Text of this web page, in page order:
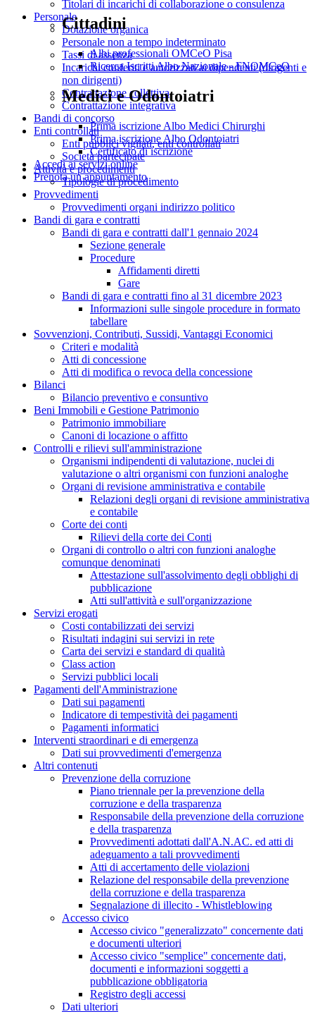
Cittadini
Albi professionali OMCeO Pisa
Ricerca Iscritti Albo Nazionale - FNOMCeO
Medici e Odontoiatri
Prima iscrizione Albo Medici Chirurghi
Prima iscrizione Albo Odontoiatri
Certificato di iscrizione
Accedi ai servizi online
Prenota un appuntamento
Titolari di incarichi di collaborazione o consulenza
Personale
Dotazione organica
Personale non a tempo indeterminato
Tassi di assenza
Incarichi conferiti e autorizzati ai dipendenti (dirigenti e
non dirigenti)
Contrattazione collettiva
Contrattazione integrativa
Bandi di concorso
Enti controllati
Enti pubblici vigilati, enti controllati
Società partecipate
Attività e procedimenti
Tipologie di procedimento
Provvedimenti
Provvedimenti organi indirizzo politico
Bandi di gara e contratti
Bandi di gara e contratti dall'1 gennaio 2024
Sezione generale
Procedure
Affidamenti diretti
Gare
Bandi di gara e contratti fino al 31 dicembre 2023
Informazioni sulle singole procedure in formato
tabellare
Sovvenzioni, Contributi, Sussidi, Vantaggi Economici
Criteri e modalità
Atti di concessione
Atti di modifica o revoca della concessione
Bilanci
Bilancio preventivo e consuntivo
Beni Immobili e Gestione Patrimonio
Patrimonio immobiliare
Canoni di locazione o affitto
Controlli e rilievi sull'amministrazione
Organismi indipendenti di valutazione, nuclei di
valutazione o altri organismi con funzioni analoghe
Organi di revisione amministrativa e contabile
Relazioni degli organi di revisione amministrativa
e contabile
Corte dei conti
Rilievi della corte dei Conti
Organi di controllo o altri con funzioni analoghe
comunque denominati
Attestazione sull'assolvimento degli obblighi di
pubblicazione
Atti sull'attività e sull'organizzazione
Servizi erogati
Costi contabilizzati dei servizi
Risultati indagini sui servizi in rete
Carta dei servizi e standard di qualità
Class action
Servizi pubblici locali
Pagamenti dell'Amministrazione
Dati sui pagamenti
Indicatore di tempestività dei pagamenti
Pagamenti informatici
Interventi straordinari e di emergenza
Dati sui provvedimenti d'emergenza
Altri contenuti
Prevenzione della corruzione
Piano triennale per la prevenzione della
corruzione e della trasparenza
Responsabile della prevenzione della corruzione
e della trasparenza
Provvedimenti adottati dall'A.N.AC. ed atti di
adeguamento a tali provvedimenti
Atti di accertamento delle violazioni
Relazione del responsabile della prevenzione
della corruzione e della trasparenza
Segnalazione di illecito - Whistleblowing
Accesso civico
Accesso civico "generalizzato" concernente dati
e documenti ulteriori
Accesso civico "semplice" concernente dati,
documenti e informazioni soggetti a
pubblicazione obbligatoria
Registro degli accessi
Dati ulteriori